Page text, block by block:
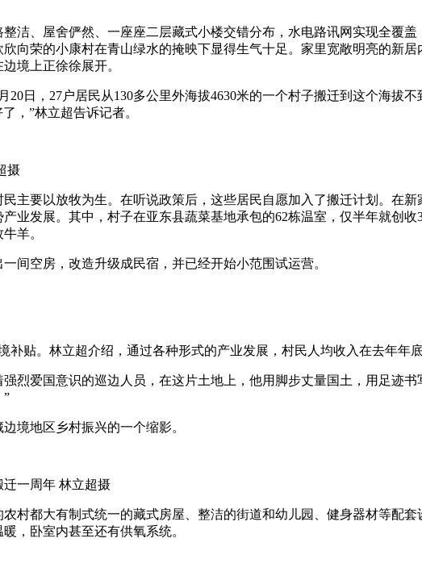
、屋舍俨然、一座座二层藏式小楼交错分布，水电路讯网实现全覆盖
向荣的小康村在青山绿水的掩映下显得生气十足。家里宽敞明亮的新
境上正徐徐展开。
，27户居民从130多公里外海拔4630米的一个村子搬迁到这个海拔不
，”林立超告诉记者。
摄
要以放牧为生。在听说政策后，这些居民自愿加入了搬迁计划。在新
业发展。其中，村子在亚东县蔬菜基地承包的62栋温室，仅半年就创
羊。
空房，改造升级成民宿，并已经开始小范围试运营。
。林立超介绍，通过各种形式的产业发展，村民人均收入在去年年底
爱国意识的巡边人员，在这片土地上，他用脚步丈量国土，用足迹书
”
地区乡村振兴的一个缩影。
一周年 林立超摄
都大有制式统一的藏式房屋、整洁的街道和幼儿园、健身器材等配套
，卧室内甚至还有供氧系统。